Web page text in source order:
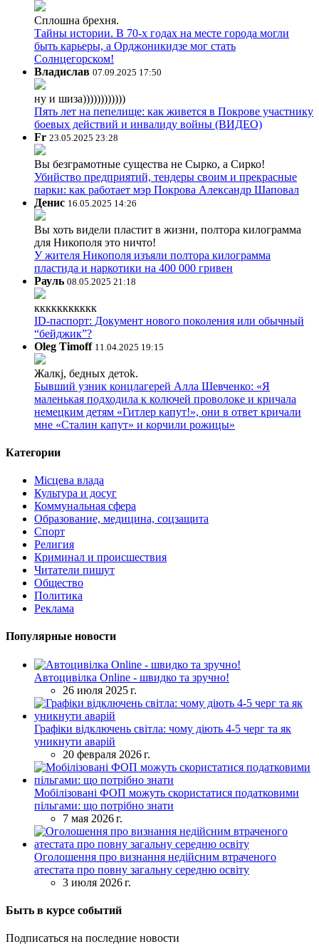
Сплошна брехня.
Тайны истории. В 70-х годах на месте города могли
быть карьеры, а Орджоникидзе мог стать
Солнцегорском!
Владислав 07.09.2025 17:50
ну и шиза))))))))))))
Пять лет на пепелище: как живется в Покрове участнику
боевых действий и инвалиду войны (ВИДЕО)
Fr 23.05.2025 23:28
Вы безграмотные существа не Сырко, а Сирко!
Убийство предприятий, тендеры своим и прекрасные
парки: как работает мэр Покрова Александр Шаповал
Денис 16.05.2025 14:26
Вы хоть видели пластит в жизни, полтора килограмма
для Никополя это ничто!
У жителя Никополя изъяли полтора килограмма
пластида и наркотики на 400 000 гривен
Рауль 08.05.2025 21:18
ккккккккккк
ID-паспорт: Документ нового поколения или обычный
“бейджик”?
Oleg Timoff 11.04.2025 19:15
Жалкj, бедных детok.
Бывший узник концлагерей Алла Шевченко: «Я
маленькая подходила к колючей проволоке и кричала
немецким детям «Гитлер капут!», они в ответ кричали
мне «Сталин капут» и корчили рожицы»
Категории
Місцева влада
Культура и досуг
Коммунальная сфера
Образование, медицина, соцзащита
Спорт
Религия
Криминал и происшествия
Читатели пишут
Общество
Политика
Реклама
Популярные новости
Автоцивілка Online - швидко та зручно!
26 июля 2025 г.
Графіки відключень світла: чому діють 4-5 черг та як
уникнути аварій
20 февраля 2026 г.
Мобілізовані ФОП можуть скористатися податковими
пільгами: що потрібно знати
7 мая 2026 г.
Оголошення про визнання недійсним втраченого
атестата про повну загальну середню освіту
3 июля 2026 г.
Быть в курсе событий
Подписаться на последние новости